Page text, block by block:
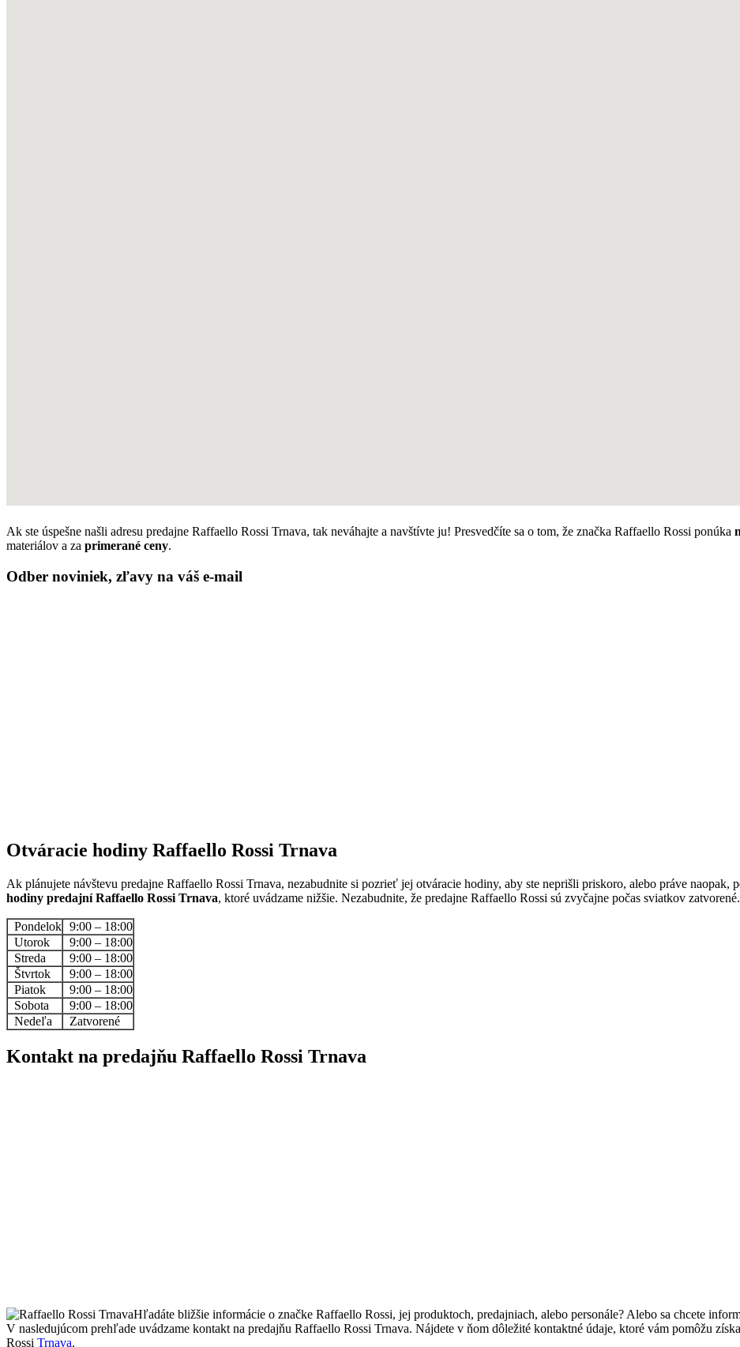
Ak ste úspešne našli adresu predajne Raffaello Rossi Trnava, tak neváhajte a navštívte ju! Presvedčíte sa o tom, že značka Raffaello Rossi ponúka
materiálov a za primerané ceny.
Odber noviniek, zľavy na váš e-mail
Otváracie hodiny Raffaello Rossi Trnava
Ak plánujete návštevu predajne Raffaello Rossi Trnava, nezabudnite si pozrieť jej otváracie hodiny, aby ste neprišli priskoro, alebo práve
hodiny predajní Raffaello Rossi Trnava, ktoré uvádzame nižšie. Nezabudnite, že predajne Raffaello Rossi sú zvyčajne počas sviatkov zatvorené.
Pondelok 9:00 – 18:00
Utorok
9:00 – 18:00
Streda
9:00 – 18:00
Štvrtok
9:00 – 18:00
Piatok
9:00 – 18:00
Sobota
9:00 – 18:00
Nedeľa
Zatvorené
Kontakt na predajňu Raffaello Rossi Trnava
Hľadáte bližšie informácie o značke Raffaello Rossi, jej produktoch, predajniach, alebo personále? Alebo sa chcete
V nasledujúcom prehľade uvádzame kontakt na predajňu Raffaello Rossi Trnava. Nájdete v ňom dôležité kontaktné údaje, ktoré vám pomôžu
Rossi Trnava.